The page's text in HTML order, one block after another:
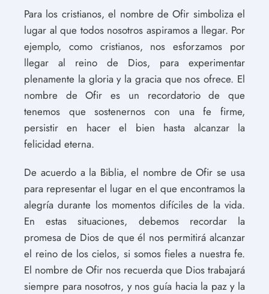
Para los cristianos, el nombre de Ofir simboliza el
lugar al que todos nosotros aspiramos a llegar. Por
ejemplo, como cristianos, nos esforzamos por
llegar al reino de Dios, para experimentar
plenamente la gloria y la gracia que nos ofrece. El
nombre de Ofir es un recordatorio de que
tenemos que sostenernos con una fe firme,
persistir en hacer el bien hasta alcanzar la
felicidad eterna.
De acuerdo a la Biblia, el nombre de Ofir se usa
para representar el lugar en el que encontramos la
alegría durante los momentos difíciles de la vida.
En estas situaciones, debemos recordar la
promesa de Dios de que él nos permitirá alcanzar
el reino de los cielos, si somos fieles a nuestra fe.
El nombre de Ofir nos recuerda que Dios trabajará
siempre para nosotros, y nos guía hacia la paz y la